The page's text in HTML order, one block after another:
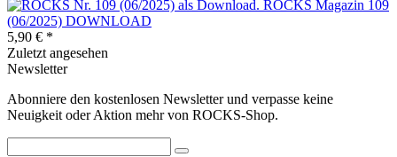
ROCKS Magazin 109
(06/2025) DOWNLOAD
5,90 € *
Zuletzt angesehen
Newsletter
Abonniere den kostenlosen Newsletter und verpasse keine
Neuigkeit oder Aktion mehr von ROCKS-Shop.